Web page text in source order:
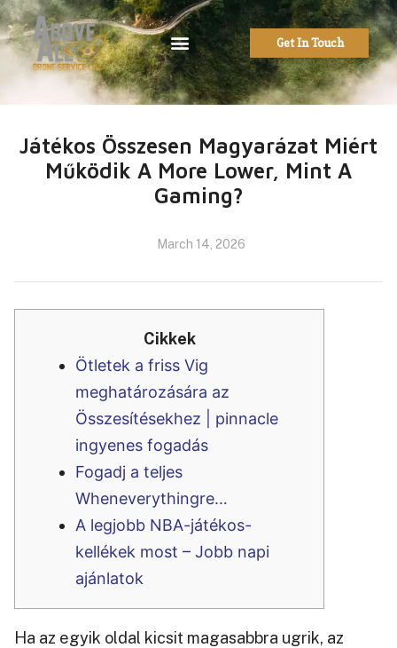
Get In Touch
Játékos Összesen Magyarázat Miért
Működik A More Lower, Mint A
Gaming?
March 14, 2026
Cikkek
Ötletek a friss Vig
meghatározására az
Összesítésekhez | pinnacle
ingyenes fogadás
Fogadj a teljes
Wheneverythingre…
A legjobb NBA-játékos-
kellékek most – Jobb napi
ajánlatok
Ha az egyik oldal kicsit magasabbra ugrik, az